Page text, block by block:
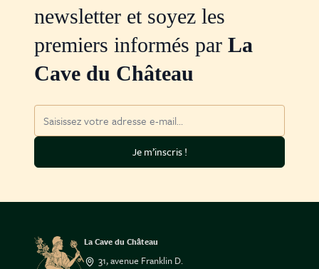
newsletter et soyez les
premiers informés par La
Cave du Château
Je m’inscris !
La Cave du Château
31, avenue Franklin D.